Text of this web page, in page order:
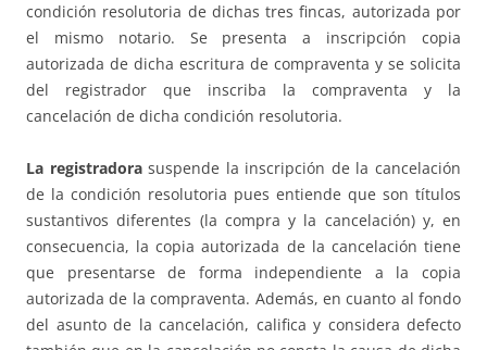
condición resolutoria de dichas tres fincas, autorizada por
el mismo notario. Se presenta a inscripción copia
autorizada de dicha escritura de compraventa y se solicita
del registrador que inscriba la compraventa y la
cancelación de dicha condición resolutoria.
La registradorasuspende la inscripción de la cancelación
de la condición resolutoria pues entiende que son títulos
sustantivos diferentes (la compra y la cancelación) y, en
consecuencia, la copia autorizada de la cancelación tiene
que presentarse de forma independiente a la copia
autorizada de la compraventa. Además, en cuanto al fondo
del asunto de la cancelación, califica y considera defecto